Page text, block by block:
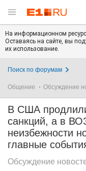
На информационном
Оставаясь на сайте, вы
их использование.
Поиск по форумам
Общение Обсуждение
В США продлили
санкций, а в
неизбежности
главные
Обсуждение